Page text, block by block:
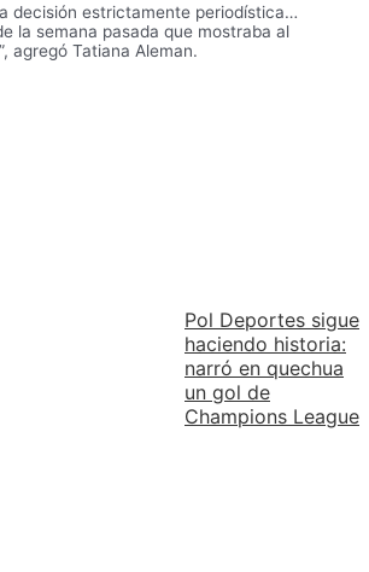
decisión estrictamente periodística…
la semana pasada que mostraba al
agregó Tatiana Aleman.
Pol Deportes sigue
haciendo historia:
narró en quechua
un gol de
Champions League